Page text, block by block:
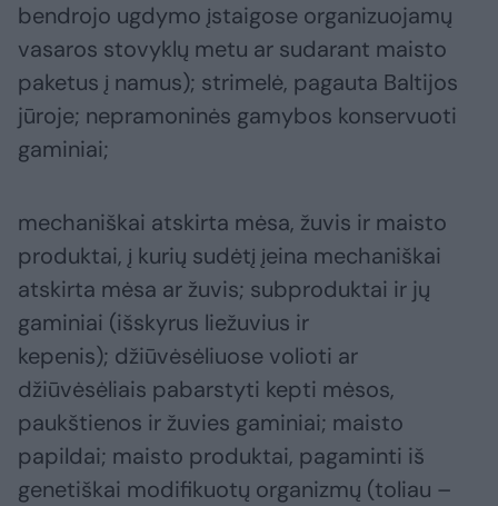
bendrojo ugdymo įstaigose organizuojamų
vasaros stovyklų metu ar sudarant maisto
paketus į namus); strimelė, pagauta Baltijos
jūroje; nepramoninės gamybos konservuoti
gaminiai;
mechaniškai atskirta mėsa, žuvis ir maisto
produktai, į kurių sudėtį įeina mechaniškai
atskirta mėsa ar žuvis; subproduktai ir jų
gaminiai (išskyrus liežuvius ir
kepenis); džiūvėsėliuose volioti ar
džiūvėsėliais pabarstyti kepti mėsos,
paukštienos ir žuvies gaminiai; maisto
papildai; maisto produktai, pagaminti iš
genetiškai modifikuotų organizmų (toliau –